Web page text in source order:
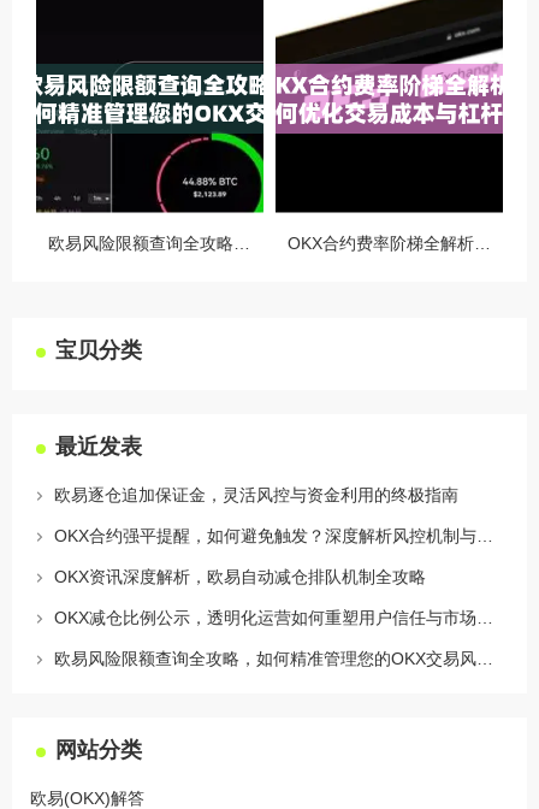
宝贝分类
最近发表
欧易逐仓追加保证金，灵活风控与资金利用的终极指南
OKX资讯深度解析，欧易自动减仓排队机制全攻略
网站分类
欧易(OKX)解答